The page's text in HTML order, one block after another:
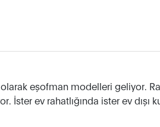
eşofman modelleri geliyor.
İster ev rahatlığında ister ev